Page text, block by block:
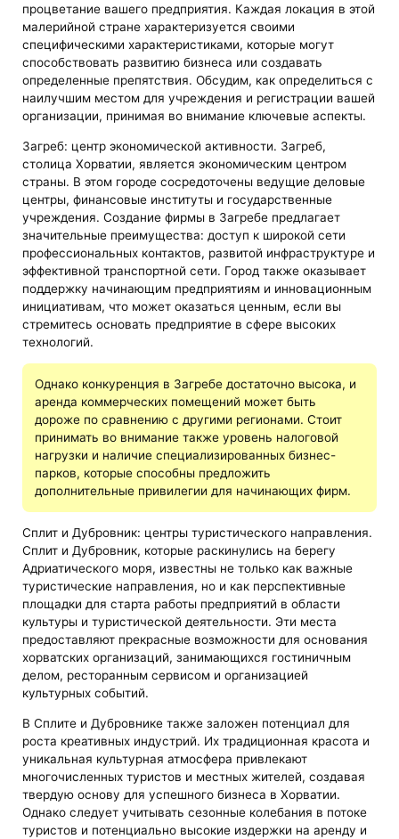
процветание вашего предприятия. Каждая локация в этой
малерийной стране характеризуется своими
специфическими характеристиками, которые могут
способствовать развитию бизнеса или создавать
определенные препятствия. Обсудим, как определиться с
наилучшим местом для учреждения и регистрации вашей
организации, принимая во внимание ключевые аспекты.
Загреб: центр экономической активности. Загреб,
столица Хорватии, является экономическим центром
страны. В этом городе сосредоточены ведущие деловые
центры, финансовые институты и государственные
учреждения. Создание фирмы в Загребе предлагает
значительные преимущества: доступ к широкой сети
профессиональных контактов, развитой инфраструктуре и
эффективной транспортной сети. Город также оказывает
поддержку начинающим предприятиям и инновационным
инициативам, что может оказаться ценным, если вы
стремитесь основать предприятие в сфере высоких
технологий.
Однако конкуренция в Загребе достаточно высока, и
аренда коммерческих помещений может быть
дороже по сравнению с другими регионами. Стоит
принимать во внимание также уровень налоговой
нагрузки и наличие специализированных бизнес-
парков, которые способны предложить
дополнительные привилегии для начинающих фирм.
Сплит и Дубровник: центры туристического направления.
Сплит и Дубровник, которые раскинулись на берегу
Адриатического моря, известны не только как важные
туристические направления, но и как перспективные
площадки для старта работы предприятий в области
культуры и туристической деятельности. Эти места
предоставляют прекрасные возможности для основания
хорватских организаций, занимающихся гостиничным
делом, ресторанным сервисом и организацией
культурных событий.
В Сплите и Дубровнике также заложен потенциал для
роста креативных индустрий. Их традиционная красота и
уникальная культурная атмосфера привлекают
многочисленных туристов и местных жителей, создавая
твердую основу для успешного бизнеса в Хорватии.
Однако следует учитывать сезонные колебания в потоке
туристов и потенциально высокие издержки на аренду и